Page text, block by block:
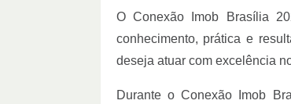
O Conexão Imob Brasília
conhecimento, prática e
deseja atuar com excelência
Durante o Conexão Imob